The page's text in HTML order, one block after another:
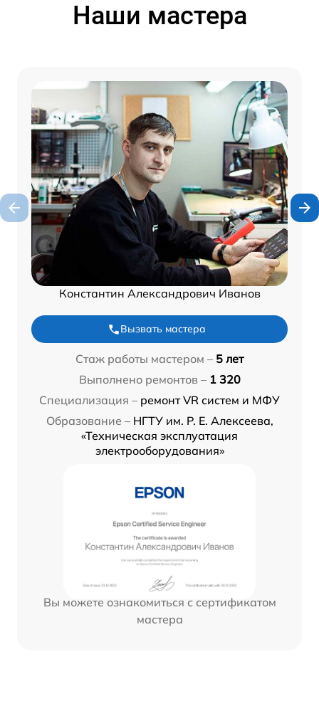
Наши мастера
Константин Александрович Иванов
Вызвать мастера
Стаж работы мастером – 5 лет
Выполнено ремонтов – 1 320
Специализация – ремонт VR систем и МФУ
Образование – НГТУ им. Р. Е. Алексеева,
«Техническая эксплуатация
электрооборудования»
Вы можете ознакомиться с сертификатом
мастера